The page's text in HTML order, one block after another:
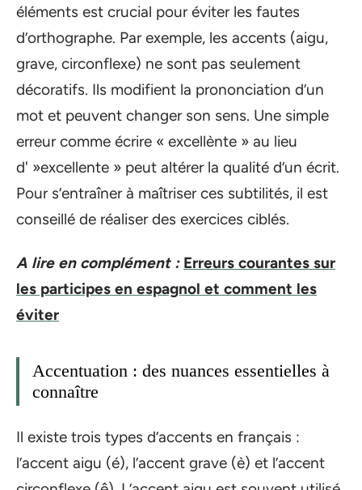
éléments est crucial pour éviter les fautes
d’orthographe. Par exemple, les accents (aigu,
grave, circonflexe) ne sont pas seulement
décoratifs. Ils modifient la prononciation d’un
mot et peuvent changer son sens. Une simple
erreur comme écrire « excellènte » au lieu
d' »excellente » peut altérer la qualité d’un écrit.
Pour s’entraîner à maîtriser ces subtilités, il est
conseillé de réaliser des exercices ciblés.
A lire en complément : Erreurs courantes sur
les participes en espagnol et comment les
éviter
Accentuation : des nuances essentielles à
connaître
Il existe trois types d’accents en français :
l’accent aigu (é), l’accent grave (è) et l’accent